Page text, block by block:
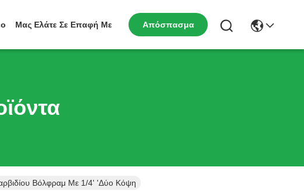
Μας Ελάτε Σε Επαφή Με Απόσπασμα
Βόλφραμ Με 1/4' 'Δύο Κόψη